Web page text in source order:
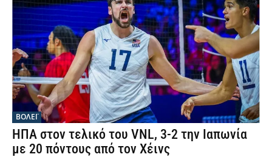
ΒΟΛΕΪ
ΗΠΑ στον τελικό του VNL, 3-2 την Ιαπωνία
με 20 πόντους από τον Χέινς